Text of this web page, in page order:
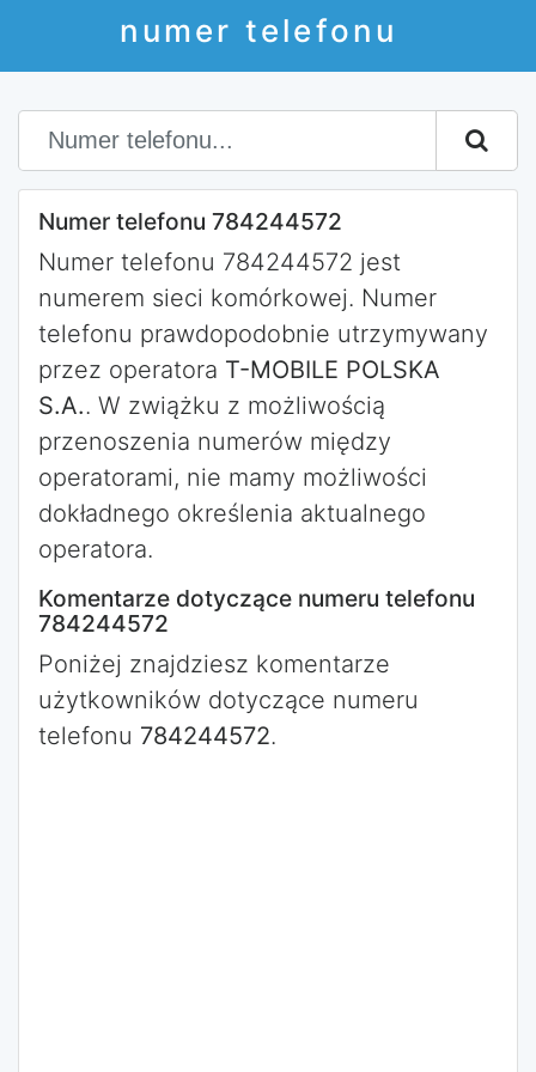
numer telefonu
Numer telefonu 784244572
Numer telefonu 784244572 jest
numerem sieci komórkowej. Numer
telefonu prawdopodobnie utrzymywany
przez operatora T-MOBILE POLSKA
S.A.. W zwiążku z możliwością
przenoszenia numerów między
operatorami, nie mamy możliwości
dokładnego określenia aktualnego
operatora.
Komentarze dotyczące numeru telefonu
784244572
Poniżej znajdziesz komentarze
użytkowników dotyczące numeru
telefonu 784244572.